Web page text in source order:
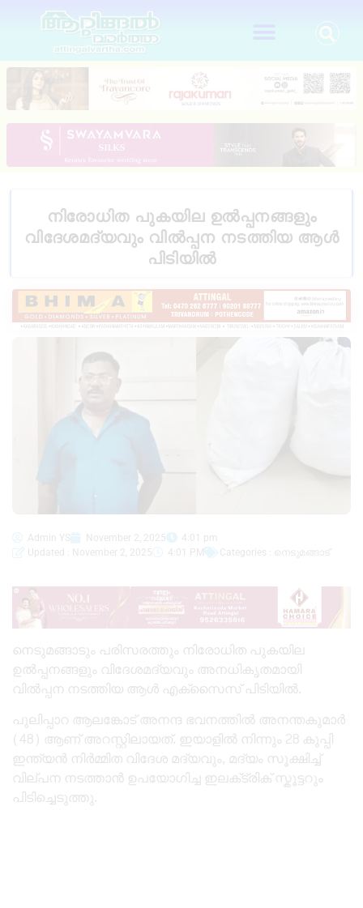
നിരോധിത പുകയില ഉല്‍പ്പനങ്ങളും
വിദേശമദ്യവും വില്‍പ്പന നടത്തിയ ആള്‍
പിടിയില്‍
Admin YS November 2, 2025
4:01 pm
Updated : November 2, 2025
4:01 PM Categories : നെടുമങ്ങാട്
നെടുമങ്ങാടും പരിസരത്തും നിരോധിത പുകയില
ഉല്‍പ്പനങ്ങളും വിദേശമദ്യവും അനധികൃതമായി
വില്‍പ്പന നടത്തിയ ആള്‍ എക്സൈസ് പിടിയില്‍.
പുലിപ്പാറ ആലങ്കോട് അനന്ദ ഭവനത്തില്‍ അനന്തകുമാർ
(48) ആണ് അറസ്റ്റിലായത്. ഇയാളില്‍ നിന്നും 28 കുപ്പി
ഇന്ത്യൻ നിർമ്മിത വിദേശ മദ്യവും, മദ്യം സൂക്ഷിച്ച്‌
വില്പന നടത്താൻ ഉപയോഗിച്ച ഇലക്‌ട്രിക് സ്കൂട്ടറും
പിടിച്ചെടുത്തു.